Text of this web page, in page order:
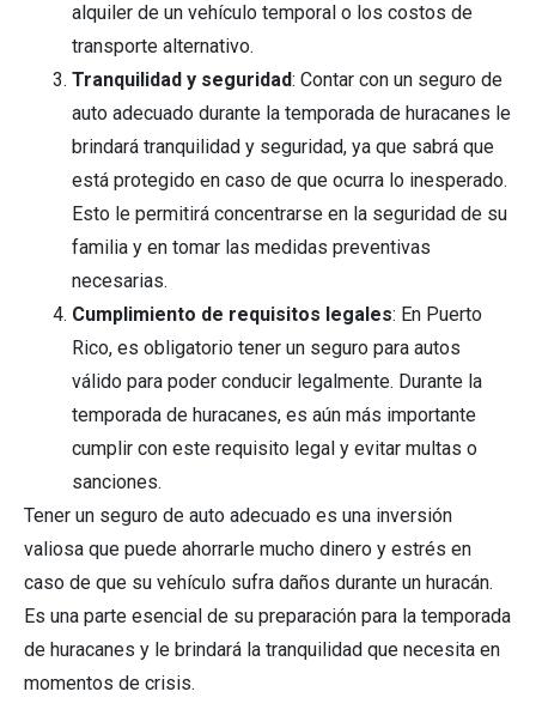
alquiler de un vehículo temporal o los costos de
transporte alternativo.
Tranquilidad y seguridad: Contar con un seguro de
auto adecuado durante la temporada de huracanes le
brindará tranquilidad y seguridad, ya que sabrá que
está protegido en caso de que ocurra lo inesperado.
Esto le permitirá concentrarse en la seguridad de su
familia y en tomar las medidas preventivas
necesarias.
Cumplimiento de requisitos legales: En Puerto
Rico, es obligatorio tener un seguro para autos
válido para poder conducir legalmente. Durante la
temporada de huracanes, es aún más importante
cumplir con este requisito legal y evitar multas o
sanciones.
Tener un seguro de auto adecuado es una inversión
valiosa que puede ahorrarle mucho dinero y estrés en
caso de que su vehículo sufra daños durante un huracán.
Es una parte esencial de su preparación para la temporada
de huracanes y le brindará la tranquilidad que necesita en
momentos de crisis.